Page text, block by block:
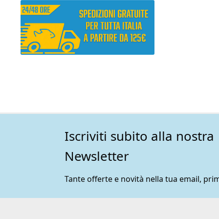
Iscriviti subito alla nostra
Newsletter
Tante offerte e novità nella tua email,